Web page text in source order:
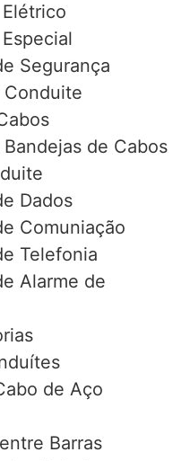
Segurança
Conduite
de Cabos
Dados
Comuniação
Telefonia
Alarme de
de Aço
Barras